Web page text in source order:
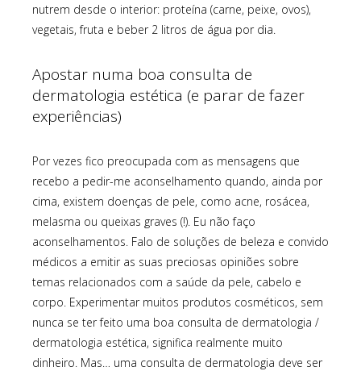
nutrem desde o interior: proteína (carne, peixe, ovos),
vegetais, fruta e beber 2 litros de água por dia.
Apostar numa boa consulta de
dermatologia estética (e parar de fazer
experiências)
Por vezes fico preocupada com as mensagens que
recebo a pedir-me aconselhamento quando, ainda por
cima, existem doenças de pele, como acne, rosácea,
melasma ou queixas graves (!). Eu não faço
aconselhamentos. Falo de soluções de beleza e convido
médicos a emitir as suas preciosas opiniões sobre
temas relacionados com a saúde da pele, cabelo e
corpo. Experimentar muitos produtos cosméticos, sem
nunca se ter feito uma boa consulta de dermatologia /
dermatologia estética, significa realmente muito
dinheiro. Mas… uma consulta de dermatologia deve ser